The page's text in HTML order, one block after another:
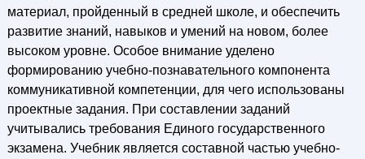
материал, пройденный в средней школе, и обеспечить
развитие знаний, навыков и умений на новом, более
высоком уровне. Особое внимание уделено
формированию учебно-познавательного компонента
коммуникативной компетенции, для чего использованы
проектные задания. При составлении заданий
учитывались требования Единого государственного
экзамена. Учебник является составной частью учебно-